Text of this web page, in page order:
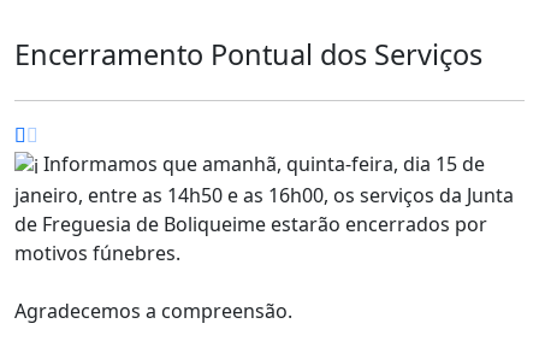
Encerramento Pontual dos Serviços
Informamos que amanhã, quinta-feira, dia 15 de
janeiro, entre as 14h50 e as 16h00, os serviços da Junta
de Freguesia de Boliqueime estarão encerrados por
motivos fúnebres.
Agradecemos a compreensão.